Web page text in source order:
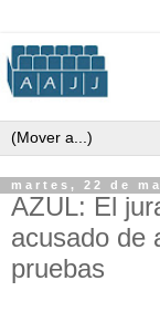
martes, 22 de
AZUL: El
acusado de
pruebas